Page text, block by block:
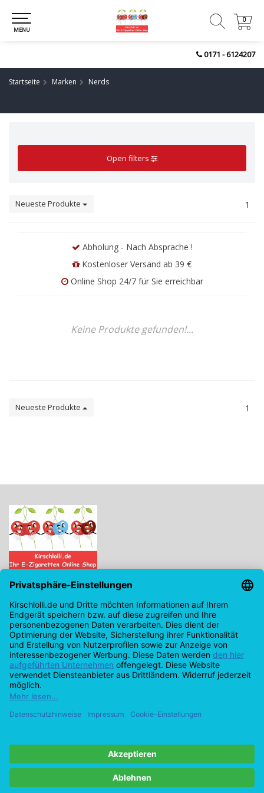
0171 - 6124207
0
0
MENU
Startseite Marken Nerds
Open filters
Neueste Produkte 1
Abholung - Nach Absprache !
Kostenloser Versand ab 39 €
Online Shop 24/7 für Sie erreichbar
Keine Produkte gefunden!...
Neueste Produkte 1
Kirschlolli.de - Ihr E-Zigaretten Online Shop
Kirchplatz 7, 96114 Hirschaid
0171 - 6124207
info@kirschlolli.de
USt-IdNr.: DE321609131
Kundendienst
Mein Konto
© Copyright 2026 Kirschlolli.de – Ihr E-Zigaretten Online Shop in